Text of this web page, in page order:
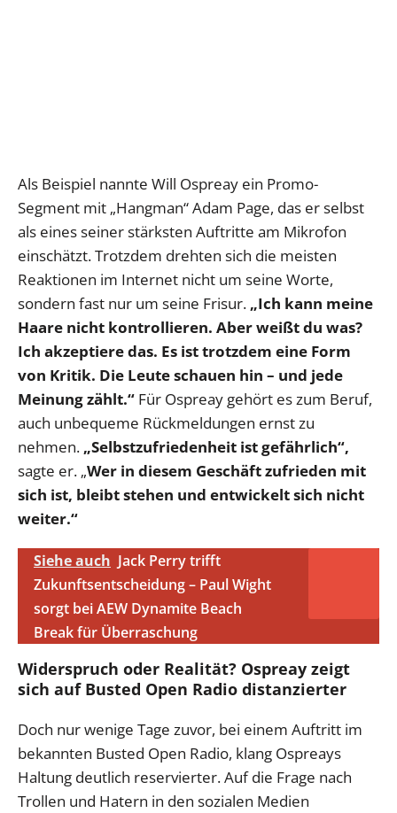
Als Beispiel nannte Will Ospreay ein Promo-
Segment mit „Hangman“ Adam Page, das er selbst
als eines seiner stärksten Auftritte am Mikrofon
einschätzt. Trotzdem drehten sich die meisten
Reaktionen im Internet nicht um seine Worte,
sondern fast nur um seine Frisur. „Ich kann meine
Haare nicht kontrollieren. Aber weißt du was?
Ich akzeptiere das. Es ist trotzdem eine Form
von Kritik. Die Leute schauen hin – und jede
Meinung zählt.“ Für Ospreay gehört es zum Beruf,
auch unbequeme Rückmeldungen ernst zu
nehmen. „Selbstzufriedenheit ist gefährlich“,
sagte er. „Wer in diesem Geschäft zufrieden mit
sich ist, bleibt stehen und entwickelt sich nicht
weiter.“
Siehe auch Jack Perry trifft
Zukunftsentscheidung – Paul Wight
sorgt bei AEW Dynamite Beach
Break für Überraschung
Widerspruch oder Realität? Ospreay zeigt
sich auf Busted Open Radio distanzierter
Doch nur wenige Tage zuvor, bei einem Auftritt im
bekannten Busted Open Radio, klang Ospreays
Haltung deutlich reservierter. Auf die Frage nach
Trollen und Hatern in den sozialen Medien